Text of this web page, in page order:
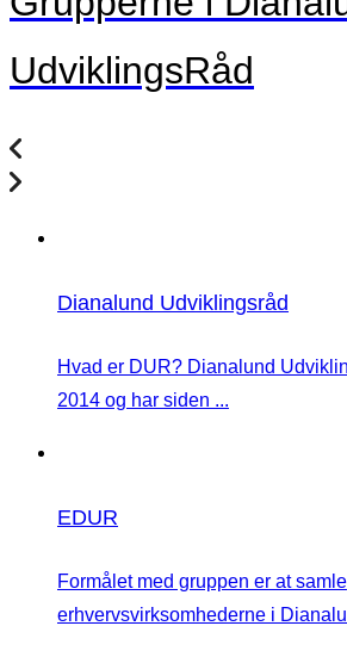
UdviklingsRåd
Dianalund Udviklingsråd
Hvad er DUR? Dianalund
2014 og har siden ...
EDUR
Formålet med gruppen er at samle
erhvervsvirksomhederne i